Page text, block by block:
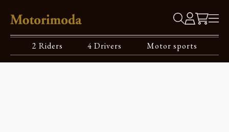
2 Riders 4 Drivers Motor sports